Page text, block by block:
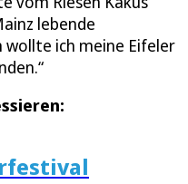
lebende
wollte ich meine Eifeler